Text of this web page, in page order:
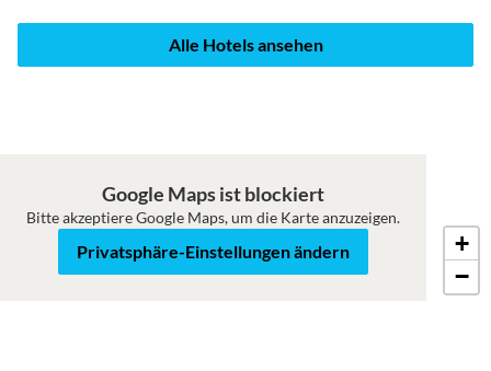
Alle Hotels ansehen
Roadmap Satellit
+
−
Google Maps ist blockiert
Bitte akzeptiere Google Maps, um die Karte anzuzeigen.
Privatsphäre-Einstellungen ändern